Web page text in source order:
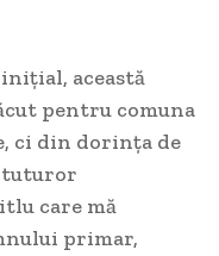
inițial, această
pentru comuna
ci din dorința de
tuturor
care mă
primar,